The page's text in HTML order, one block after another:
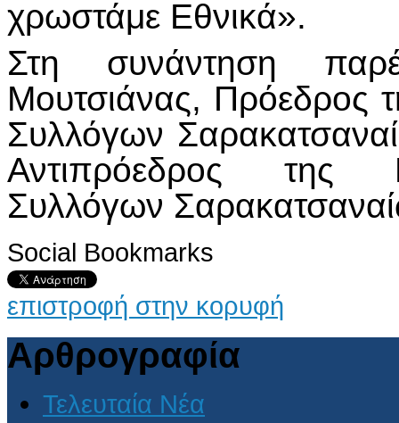
χρωστάμε Εθνικά».
Στη συνάντηση
Μουτσιάνας, Πρόεδρος
Συλλόγων
Αντιπρόεδρος της
Συλλόγων
Social Bookmarks
επιστροφή στην κορυφή
Αρθρογραφία
Τελευταία Νέα